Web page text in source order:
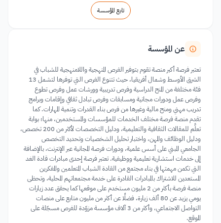
تابع المؤسسة
عن المؤسسة
تعتبر فرصة أكبر منصة تقوم بتوفير الفرص المنهجية واللامنهجية للشباب في
الشرق الأوسط وشمال أفريقيا، حيث تتنوع الفرص التي توفرها لتشمل 13
فئة مختلفة من المنح الدراسية وفرص تدريبية وورشات عمل وفرص تطوع
وفرص عمل ودورات مجانية ومسابقات وفرص تبادل ثقافي وإقامات وبرامج
تدريب مهني ومنح مالية وغيرها من فرص بناء القدرات وتنمية المهارات. كما
تقدم منصة فرصة مختلف الخدمات للمؤسسات والمستخدمين، منها؛ بوابة
تعلَّم للمقالات الثقافية والتعليمية، ودليل التخصصات لأكثر من 200 تخصص،
ودليل الوظائف والمهن، واختبار تحليل الشخصيات وتحديد التخصص
الجامعي المبني على أسس علمية، ودورات فرصة المجانية عبر الإنترنت، بالإضافة
إلى خدمات استشارية تعليمية ووظيفية. تعتبر فرصة إحدى مبادرات قادة الغد
التي تكمن مهمتها في بناء مجتمع من القادة الشباب المتعلمين والمفكرين
المستعدين للاشتراك بالمبادرات القادرة على خدمة مجتمعاتهم المحلية، وتحظى
منصة فرصة بأكثر من 2 مليون مستخدم على موقعها كما يحقق عدد زيارات
يومي يزيد عن 80 ألف زيارة، فضلًا عن أكثر من مليون متابع على منصات
التواصل الاجتماعي، وأكثر من 3 آلاف مؤسسة مزوّدة للفرص مسجّلة على
الموقع.